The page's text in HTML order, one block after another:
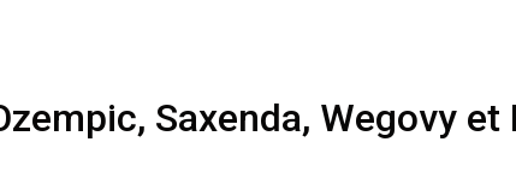
Saxenda, Wegovy et